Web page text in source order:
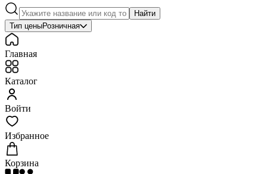
Найти
Тип ценыРозничная
Главная
Каталог
Войти
Избранное
Корзина